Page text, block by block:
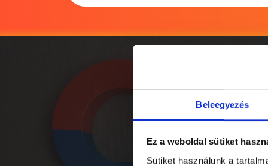
Beleegyezés
Ez a weboldal sütiket
Sütiket használunk a